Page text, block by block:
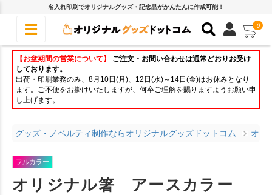
名入れ印刷でオリジナルグッズ・記念品がかんたんに作成可能！
0
【お盆期間の営業について】
ご注文・お問い合わせは通常どおりお受け
しております。
出荷・印刷業務のみ、8月10日(月)、12日(水)～14日(金)はお休みとなり
ます。ご不便をお掛けいたしますが、何卒ご理解を賜りますようお願い申
し上げます。
グッズ・ノベルティ制作ならオリジナルグッズドットコム オリ
フルカラー
オリジナル箸 アースカラー